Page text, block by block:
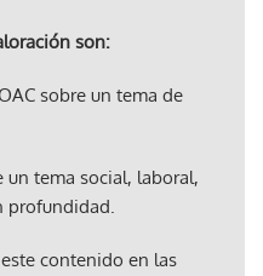
son:
sobre un tema de
un tema social, laboral,
profundidad.
contenido en las